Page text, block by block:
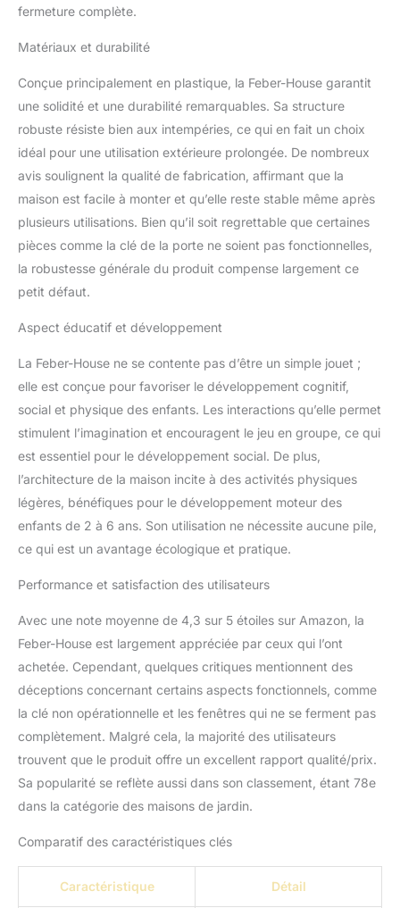
SÉCURITAIRE : Une
construction robuste
pour la sécurité des
enfants ; Pour les jeunes
enfants de 2 à 6 ans.
ASSEMBLAGE FACILE :
L'assemblage de cette
maison de jardin est très
facile, le temps
approximatif avec les
matériaux, les outils et
fermeture complète.
Matériaux et durabilité
Conçue principalement en plastique, la Feber-House garantit
une solidité et une durabilité remarquables. Sa structure
robuste résiste bien aux intempéries, ce qui en fait un choix
idéal pour une utilisation extérieure prolongée. De nombreux
avis soulignent la qualité de fabrication, affirmant que la
maison est facile à monter et qu’elle reste stable même après
plusieurs utilisations. Bien qu’il soit regrettable que certaines
pièces comme la clé de la porte ne soient pas fonctionnelles,
la robustesse générale du produit compense largement ce
petit défaut.
Aspect éducatif et développement
La Feber-House ne se contente pas d’être un simple jouet ;
elle est conçue pour favoriser le développement cognitif,
social et physique des enfants. Les interactions qu’elle permet
stimulent l’imagination et encouragent le jeu en groupe, ce qui
est essentiel pour le développement social. De plus,
l’architecture de la maison incite à des activités physiques
légères, bénéfiques pour le développement moteur des
enfants de 2 à 6 ans. Son utilisation ne nécessite aucune pile,
ce qui est un avantage écologique et pratique.
Performance et satisfaction des utilisateurs
Avec une note moyenne de 4,3 sur 5 étoiles sur Amazon, la
Feber-House est largement appréciée par ceux qui l’ont
achetée. Cependant, quelques critiques mentionnent des
déceptions concernant certains aspects fonctionnels, comme
la clé non opérationnelle et les fenêtres qui ne se ferment pas
complètement. Malgré cela, la majorité des utilisateurs
trouvent que le produit offre un excellent rapport qualité/prix.
Sa popularité se reflète aussi dans son classement, étant 78e
dans la catégorie des maisons de jardin.
Comparatif des caractéristiques clés
Caractéristique Détail